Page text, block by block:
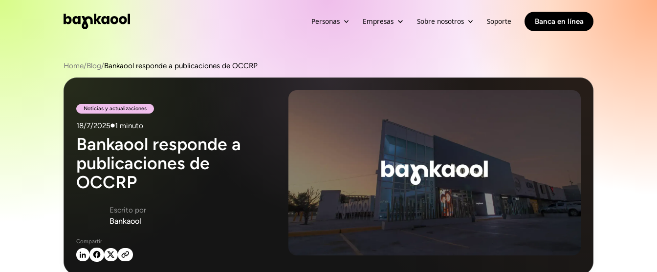
Personas Empresas Sobre nosotros Soporte Banca en línea
Home/Blog/Bankaool responde a publicaciones de OCCRP
Noticias y actualizaciones
18/7/2025 1 minuto
Bankaool responde a
publicaciones de
OCCRP
Escrito por
Bankaool
Compartir